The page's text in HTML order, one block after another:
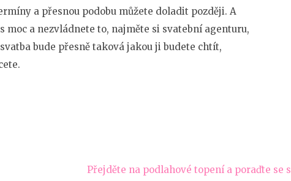
a přesnou podobu můžete doladit později. A
moc a nezvládnete to, najměte si svatební agenturu,
bude přesně taková jakou ji budete chtít,
Přejděte na podlahové topení a poraďte se s